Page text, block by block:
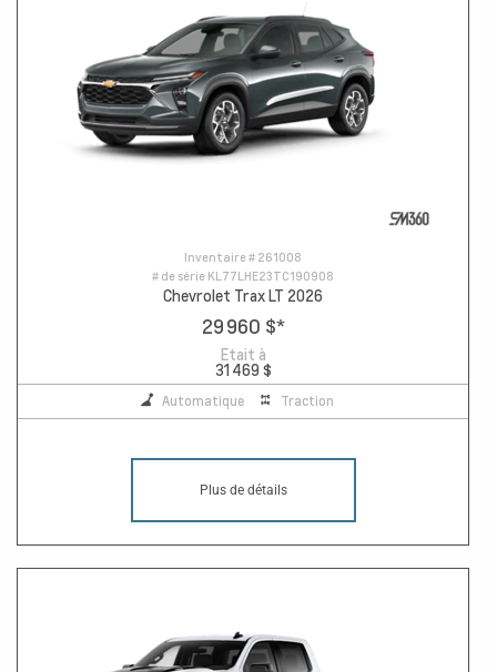
Inventaire # 261008
# de série KL77LHE23TC190908
Chevrolet Trax LT 2026
29 960 $*
Etait à
31 469 $
Automatique Traction
Plus de détails